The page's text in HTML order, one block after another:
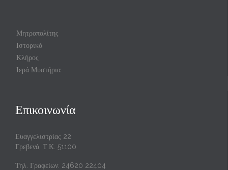
Μητροπολίτης
Ιστορικό
Κλήρος
Ιερά Μυστήρια
Επικοινωνία
Ευαγγελιστρίας 22
Γρεβενά, Τ.Κ. 51100
Τηλ. Γραφείων: 24620 22404